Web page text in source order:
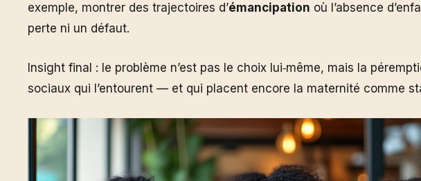
exemple, montrer des trajectoires d’émancipation où l’absence
perte ni un défaut.
Insight final : le problème n’est pas le choix lui‑même, mais la
sociaux qui l’entourent — et qui placent encore la maternité comme